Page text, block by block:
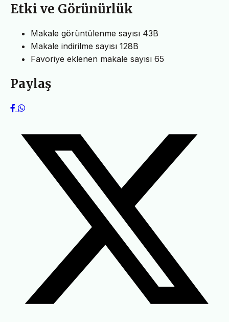
Etki ve Görünürlük
Makale görüntülenme sayısı 43B
Makale indirilme sayısı 128B
Favoriye eklenen makale sayısı 65
Paylaş